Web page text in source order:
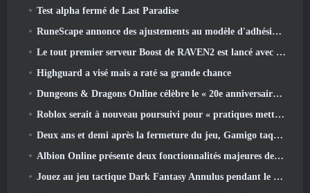
Test alpha fermé de Last Paradise
RuneScape annonce des ajustements au modèle d'adhésion Premier pour tenir compte des modifications récentes apportées au MMORPG
Le tout premier serveur Boost de RAVEN2 est lancé avec la mise à jour d'aujourd'hui
Highguard a visé mais a raté sa grande chance
Dungeons & Dragons Online célèbre le « 20e anniversaire de Natural » avec une quête spéciale et des récompenses
Roblox serait à nouveau poursuivi pour « pratiques mettant en danger et exploitant des enfants »
Deux ans et demi après la fermeture du jeu, Gamigo taquine le retour du MMO médiéval Glory Victis
Albion Online présente deux fonctionnalités majeures de guerre de factions dans la mise à jour Realm Divided Part II
Jouez au jeu tactique Dark Fantasy Annulus pendant le prochain festival Steam